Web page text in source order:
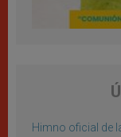
Himno oficial de